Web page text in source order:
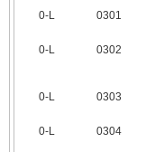
0‑L 0301
0‑L 0302
0‑L 0303
0‑L 0304